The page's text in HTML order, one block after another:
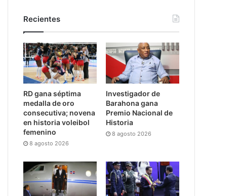
Recientes
RD gana séptima
medalla de oro
consecutiva; novena
en historia voleibol
femenino
8 agosto 2026
Investigador de
Barahona gana
Premio Nacional de
Historia
8 agosto 2026